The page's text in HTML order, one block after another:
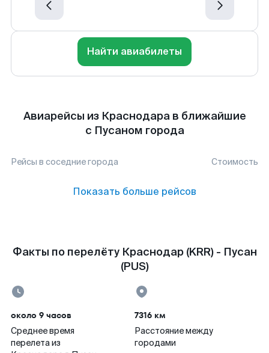
Найти авиабилеты
Авиарейсы из Краснодара в ближайшие
с Пусаном города
Рейсы в соседние города Стоимость
Показать больше рейсов
Факты по перелёту Краснодар (KRR) - Пусан
(PUS)
около 9 часов
Среднее время
перелета из
7316 км
Расстояние между
городами